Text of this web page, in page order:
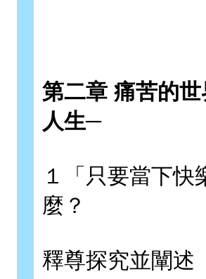
第二章 痛苦的
人生─
１「只要當下
麼？
釋尊探究並闡述